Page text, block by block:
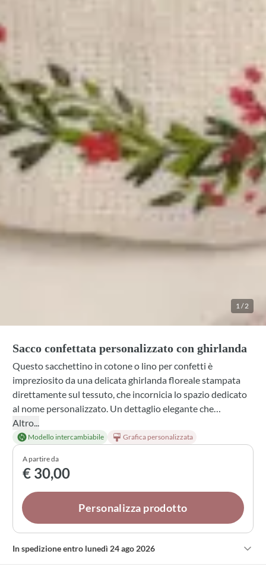
1 /2
Sacco confettata personalizzato con ghirlanda
Questo sacchettino in cotone o lino per confetti è
impreziosito da una delicata ghirlanda floreale stampata
direttamente sul tessuto, che incornicia lo spazio dedicato
al nome personalizzato. Un dettaglio elegante che
trasforma un semplice sacchetto in una bomboniera
raffinata, perfetta per lauree e occasioni speciali. Scegli tra i
tessuti proposti e abbina il fiocco nei colori che preferisci
per rendere ancora più personale il tuo regalo.
Altro...
Modello intercambiabile Grafica personalizzata
A partire da
€ 30,00
Personalizza prodotto
In spedizione entro lunedì 24 ago 2026